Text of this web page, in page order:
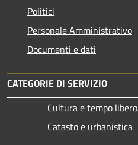
Politici
Personale Amministrativo
Documenti e dati
CATEGORIE DI SERVIZIO
Cultura e tempo libero
Catasto e urbanistica